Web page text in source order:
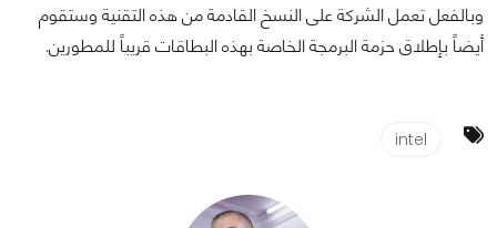
وبالفعل تعمل الشركة على النسخ القادمة من هذه التقنية وستقوم
أيضاً بإطلاق حزمة البرمجة الخاصة بهذه البطاقات قريباً للمطورين.
intel